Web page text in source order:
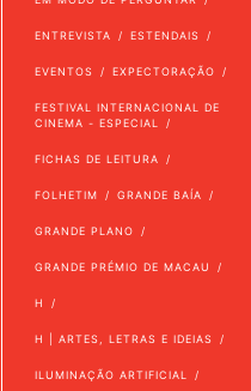
ENTREVISTA ESTENDAIS
EVENTOS EXPECTORAÇÃO
FESTIVAL INTERNACIONAL DE
CINEMA - ESPECIAL
FICHAS DE LEITURA
FOLHETIM GRANDE BAÍA
GRANDE PLANO
GRANDE PRÉMIO DE MACAU
H
H | ARTES, LETRAS E IDEIAS
ILUMINAÇÃO ARTIFICIAL